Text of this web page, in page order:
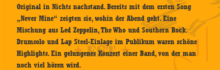
Original in Nichts nachstand. Bereits mit dem ersten Song
„Never Mine“ zeigten sie, wohin der Abend geht. Eine
Mischung aus Led Zeppelin, The Who und Southern Rock.
Drumsolo und Lap Steel-Einlage im Publikum waren schöne
Highlights. Ein gelungenes Konzert einer Band, von der man
noch viel hören wird.